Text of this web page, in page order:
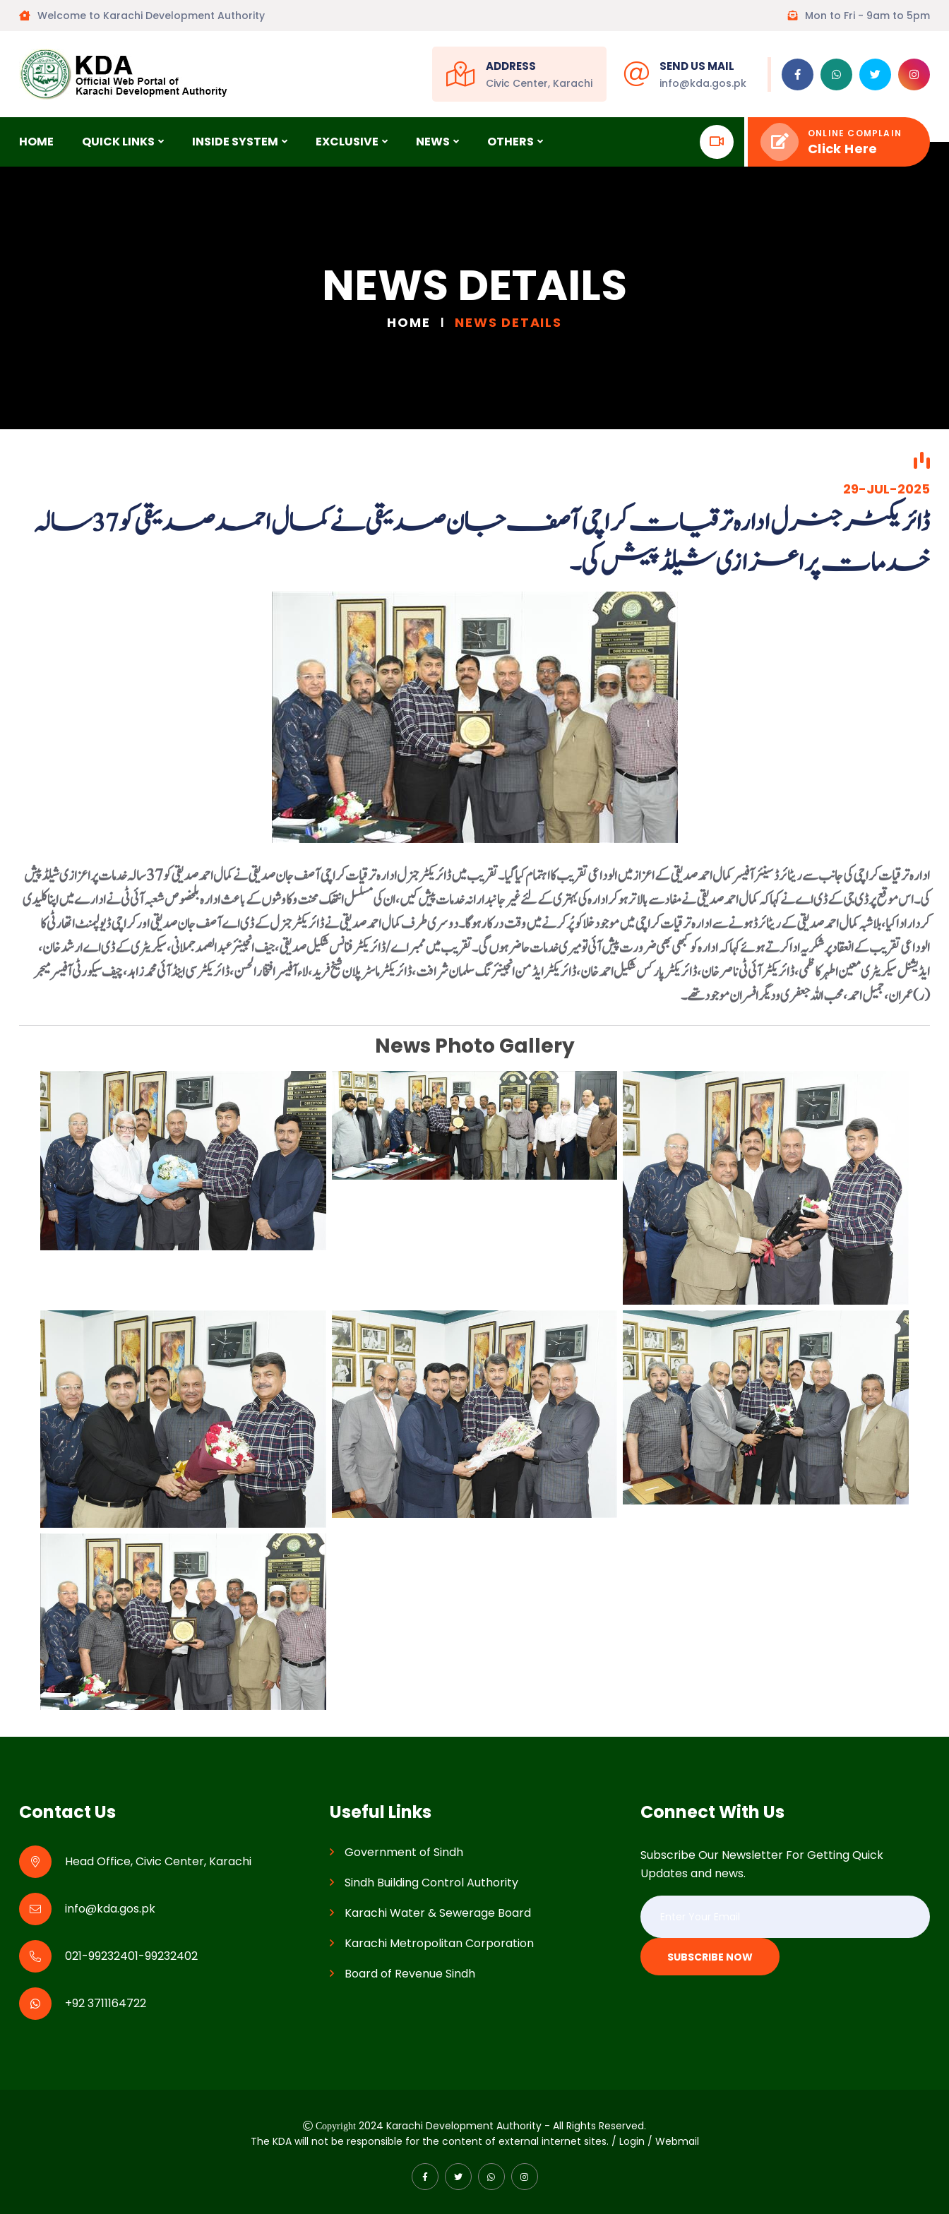
Welcome to Karachi Development Authority Mon to Fri - 9am to 5pm
ADDRESS
Civic Center, Karachi
SEND US MAIL
info@kda.gos.pk
HOME QUICK LINKS INSIDE SYSTEM EXCLUSIVE NEWS OTHERS
ONLINE COMPLAIN
Click Here
NEWS DETAILS
HOME NEWS DETAILS
29-JUL-2025
ڈائریکٹر جنرل ادارہ ترقیات کراچی آصف جان صدیقی نے کمال احمد صدیقی کو 37 سالہ
خدمات پر اعزازی شیلڈ پیش کی۔
ادارہ ترقیات کراچی کی جانب سے ریٹائرڈ سینئر آفیسرکمال احمد صدیقی کے اعزاز میں الوداعی تقریب کا اہتمام کیا گیا۔ تقریب میں ڈائریکٹر جنرل ادارہ ترقیات کراچی آصف جان صدیقی نے کمال احمد صدیقی کو 37 سالہ خدمات پر اعزازی شیلڈ پیش
کی۔ اس موقع پر ڈی جی کے ڈی اے نے کہا کہ کمال احمد صدیقی نے مفاد سے بالاتر ہوکر ادارہ کی بہتری کے لئے غیرجانبدارانہ خدمات پیش کیں، ان کی مسلسل انتھک محنت و کاوشوں کے باعث ادارہ بلخصوص شعبہ آئی ٹی نے ادارے میں اپناکلیدی
کردار ادا کیا، بلاشبہ کمال احمد صدیقی کے ریٹائرڈ ہونے سے ادارہ ترقیات کراچی میں موجود خلا کو پُر کرنے میں وقت درکار ہوگا۔ دوسری طرف کمال احمد صدیقی نے ڈائریکٹر جنرل کے ڈی اے آصف جان صدیقی اور کراچی ڈیولپمنٹ اتھارٹی کا
الوداعی تقریب کے انعقاد پر شکریہ ادا کرتے ہوئے کہا کہ ادارہ کو کبھی بھی ضرورت پیش آئی تو میری خدمات حاضر ہوں گی۔ تقریب میں ممبر اے/ ڈائریکٹر فنانس شکیل صدیقی، جیف انجینئر عبد الصمد جملانی، سیکریٹری کے ڈی اے ارشد خان،
ایڈیشنل سیکریٹری معین اطہر کاظمی،ڈائریکٹر آئی ٹی ناصر خان، ڈائریکٹر پارکس شکیل احمدخان، ڈائریکٹر ایڈمن انجینئرنگ سلمان شرافت، ڈائریکٹر ماسٹر پلان شیخ فرید،لاء آفیسر افتخار الحسن، ڈائریکٹر سی اینڈ آئی محمد زاہد،چیف سیکورٹی آفیسر میجر
(ر) عمران، جمیل احمد، محب اللہ جعفری و دیگر افسران موجود تھے۔
News Photo Gallery
Connect With Us
Subscribe Our Newsletter For Getting Quick
Updates and news.
SUBSCRIBE NOW
Useful Links
Government of Sindh
Sindh Building Control Authority
Karachi Water & Sewerage Board
Karachi Metropolitan Corporation
Board of Revenue Sindh
Contact Us
Head Office, Civic Center, Karachi
info@kda.gos.pk
021-99232401-99232402
+92 3711164722
Copyright 2024 Karachi Development Authority - All Rights Reserved.
The KDA will not be responsible for the content of external internet sites. / Login / Webmail